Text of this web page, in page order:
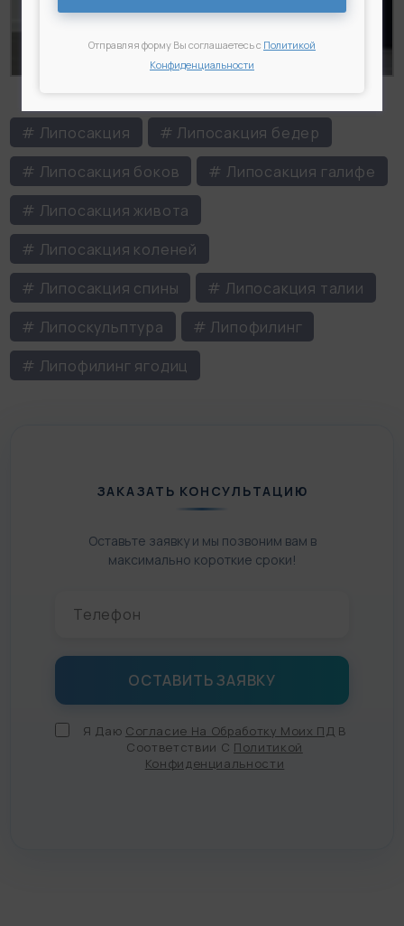
# Липосакция
# Липосакция бедер
# Липосакция боков
# Липосакция галифе
# Липосакция живота
# Липосакция коленей
# Липосакция спины
# Липосакция талии
# Липоскульптура
# Липофилинг
# Липофилинг ягодиц
ЗАКАЗАТЬ КОНСУЛЬТАЦИЮ
Оставьте заявку и мы позвоним вам в
максимально короткие сроки!
Я Даю Согласие На Обработку Моих ПД В
Соответствии С Политикой
Конфиденциальности
Отправляя форму Вы соглашаетесь с Политикой
Конфиденциальности